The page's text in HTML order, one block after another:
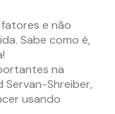
e não
Sabe como é,
na
Servan-Shreiber,
usando